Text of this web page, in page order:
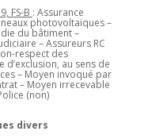
FS-B : Assurance
photovoltaïques –
du bâtiment –
– Assureurs RC
respect des
au sens de
– Moyen invoqué par
– Moyen irrecevable
(non)
divers